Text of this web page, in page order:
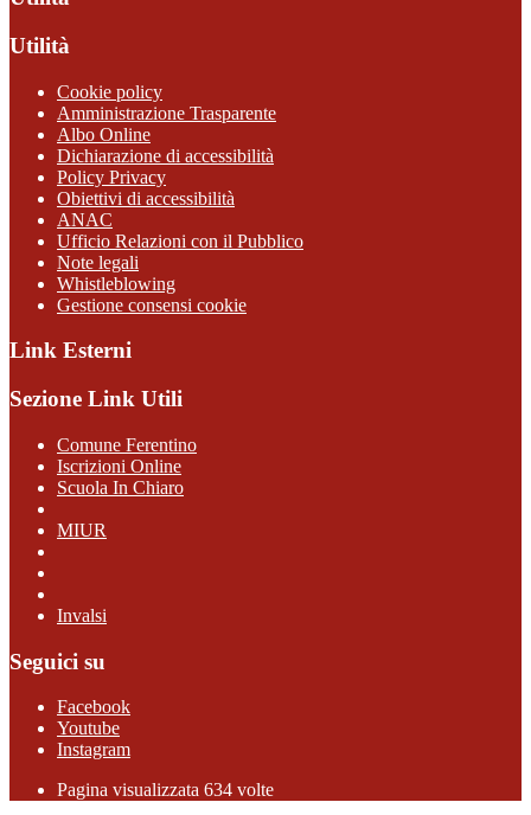
Utilità
Cookie policy
Amministrazione Trasparente
Albo Online
Dichiarazione di accessibilità
Policy Privacy
Obiettivi di accessibilità
ANAC
Ufficio Relazioni con il Pubblico
Note legali
Whistleblowing
Gestione consensi cookie
Link Esterni
Sezione Link Utili
Comune Ferentino
Iscrizioni Online
Scuola In Chiaro
MIUR
Invalsi
Seguici su
Facebook
Youtube
Instagram
Pagina visualizzata 634 volte